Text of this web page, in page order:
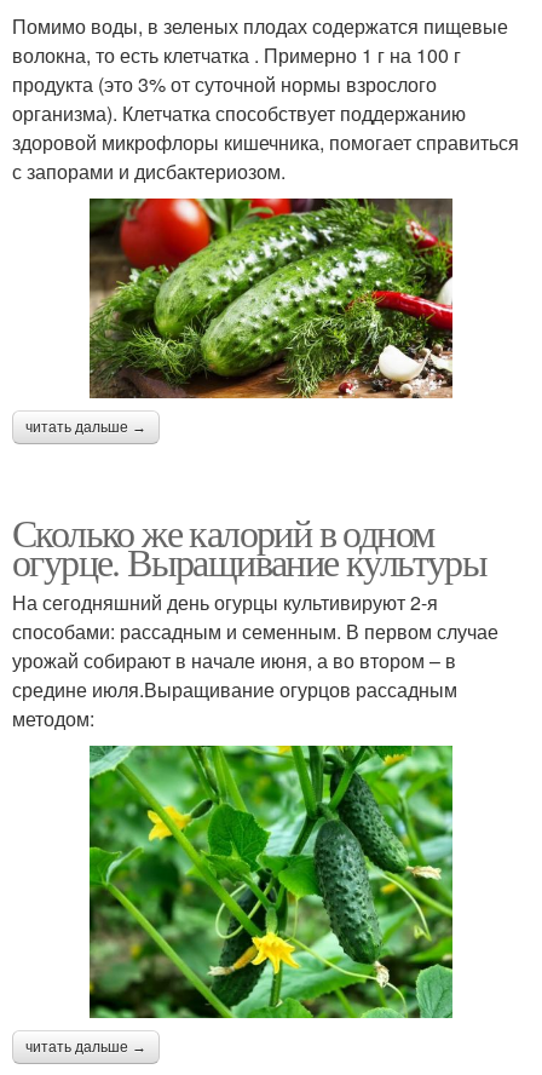
Помимо воды, в зеленых плодах содержатся пищевые
волокна, то есть клетчатка . Примерно 1 г на 100 г
продукта (это 3% от суточной нормы взрослого
организма). Клетчатка способствует поддержанию
здоровой микрофлоры кишечника, помогает справиться
с запорами и дисбактериозом.
читать дальше →
Сколько же калорий в одном
огурце. Выращивание культуры
На сегодняшний день огурцы культивируют 2-я
способами: рассадным и семенным. В первом случае
урожай собирают в начале июня, а во втором – в
средине июля.Выращивание огурцов рассадным
методом:
читать дальше →